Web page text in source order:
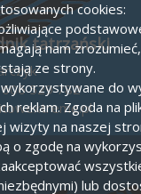
tatrzański
529 782
cookies:
nam
ze strony.
do
reklam. Zgoda na
wizyty na naszej
o zgodę na
lub